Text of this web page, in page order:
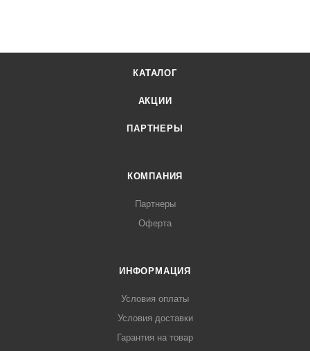
КАТАЛОГ
АКЦИИ
ПАРТНЕРЫ
КОМПАНИЯ
Партнеры
Оферта
ИНФОРМАЦИЯ
Условия оплаты
Условия доставки
Гарантия на товар